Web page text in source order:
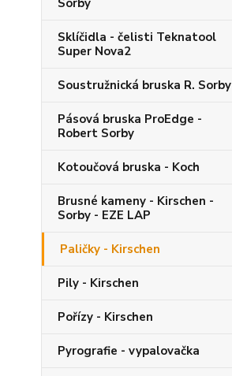
Sorby
Sklíčidla - čelisti Teknatool
Super Nova2
Soustružnická bruska R. Sorby
Pásová bruska ProEdge -
Robert Sorby
Kotoučová bruska - Koch
Brusné kameny - Kirschen -
Sorby - EZE LAP
Paličky - Kirschen
Pily - Kirschen
Pořízy - Kirschen
Pyrografie - vypalovačka